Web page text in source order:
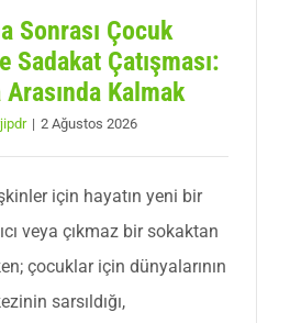
Sonrası Çocuk
Çatışması:
Kalmak
| 2 Ağustos 2026
için hayatın yeni bir
veya çıkmaz bir sokaktan
çocuklar için dünyalarının
sarsıldığı,